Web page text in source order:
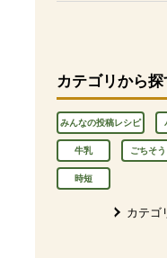
カテゴリから探
みんなの投稿レシピ
牛乳 ごちそう
時短
カテゴ